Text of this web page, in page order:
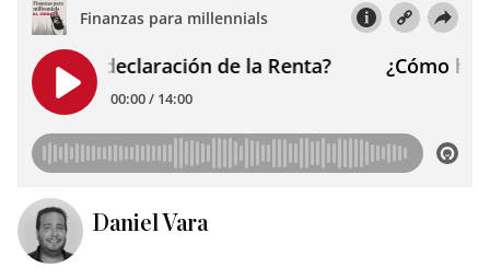
Daniel Vara